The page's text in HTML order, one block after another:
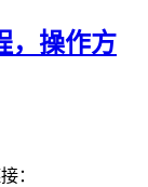
，操作方
：